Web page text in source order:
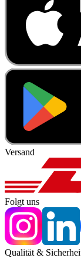
Versand
Folgt uns
Qualität &